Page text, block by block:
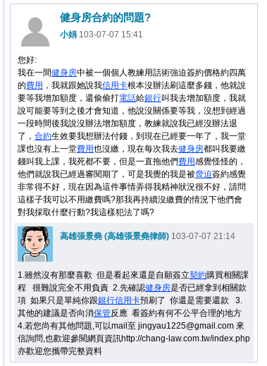
健身房合約的問題?
小娟 103-07-07 15:41
您好:
我在一間健身房中被一個個人教練用話術強迫簽約價格約四萬
的費用 ，我就跟她說我信用卡根本沒辦法刷這麼多錢，他就說
要等我增加額度，還偷偷打電話給銀行叫我去增加額度，我就
說可能要等到之後才會知道，他說沒關係要等我，沒想到經過
一段時間後我說沒辦法增加額度，教練就說我已經沒辦法退
了， 合約生效要我想辦法付錢，到現在已經要一年了，我一堂
課也沒有上一堂費用也沒繳，現在每次我去健身房都叫我要繳
錢叫我上課，我死都不要，但是一直拖他們費用感覺怪怪的，
他們就說我已經過審閱期了，可是我覺的我是被脅迫簽約感覺
非常得不好，現在因為這件事情弄得我精神狀況很不好，請問
這樣子我可以不用繳費嗎?那我再持續沒繳費的情況下他們會
對我採取什麼行動?我這樣犯法了嗎?
高雄張景堯 (高雄張景堯律師) 103-07-07 21:14
1.雖然沒有那麼喜歡 但是看起來還是自願簽立契約購買相關課
程 很難說完全不用負責 2.先確認健身房是否已經拿到相關款
項 如果只是單純你跟銀行信用卡預刷了 你還是需要還款 3.
其他的建議是否向消保管反應 看簽約有何不公平合理的地方
4.若您尚有其他問題,可以mail至 jingyau1225@gmail.com 來
信詢問,也歡迎參閱網頁資訊http://chang-law.com.tw/index.php
亦歡迎您攜帶完整資料